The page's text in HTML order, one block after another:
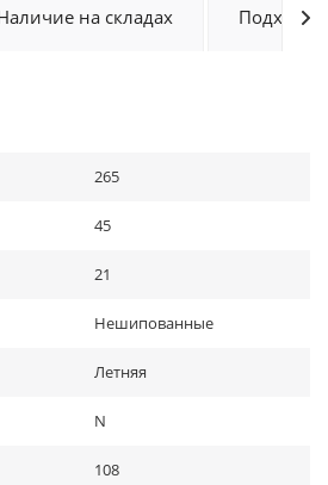
на складах Подходит
265
45
21
Нешипованные
Летняя
N
108